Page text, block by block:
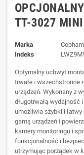
TT-3027
Marka
Indeks
Optymalny uchwyt
trwałe i wszechstronne
urządzeń. Wykonany z
długotrwałą
umożliwia szybki i
gamą urządzeń i
kamery monitoringu i
funkcjonalność i
utrzymując porządek w